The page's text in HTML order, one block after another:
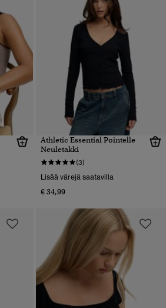
Athletic Essential Pointelle
Neuletakki
(3)
Lisää värejä saatavilla
€ 34,99